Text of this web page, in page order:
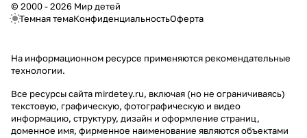
© 2000 - 2026 Мир детей
Темная темаКонфиденциальностьОферта
На информационном ресурсе применяются рекомендательные
технологии.
Все ресурсы сайта mirdetey.ru, включая (но не ограничиваясь)
текстовую, графическую, фотографическую и видео
информацию, структуру, дизайн и оформление страниц,
доменное имя, фирменное наименование являются объектами